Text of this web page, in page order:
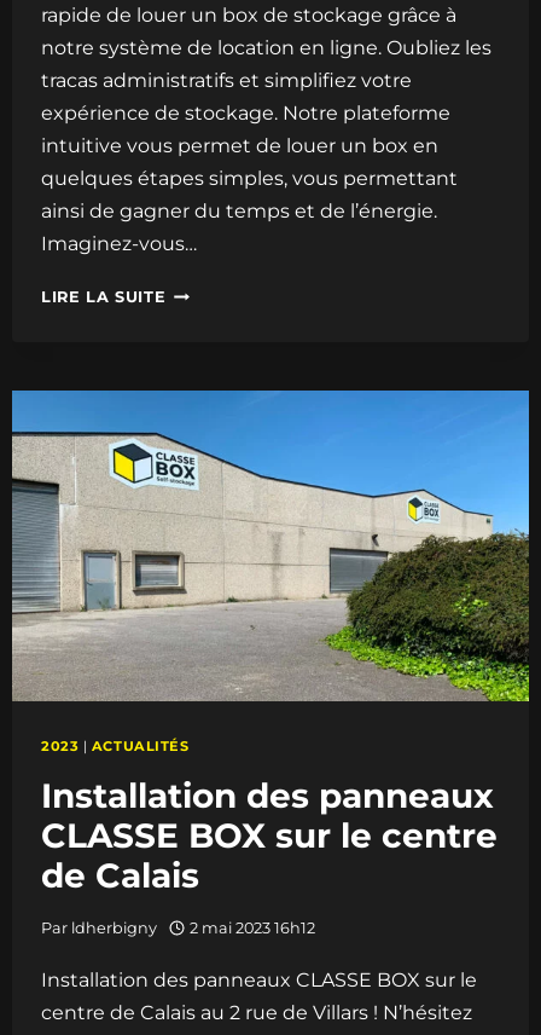
rapide de louer un box de stockage grâce à
notre système de location en ligne. Oubliez les
tracas administratifs et simplifiez votre
expérience de stockage. Notre plateforme
intuitive vous permet de louer un box en
quelques étapes simples, vous permettant
ainsi de gagner du temps et de l’énergie.
Imaginez-vous…
LIRE LA SUITE LOCATION
EN
2023 | ACTUALITÉS
Installation des panneaux
CLASSE BOX sur le centre
de Calais
Par ldherbigny 2 mai 2023 16h12
Installation des panneaux CLASSE BOX sur le
centre de Calais au 2 rue de Villars ! N’hésitez